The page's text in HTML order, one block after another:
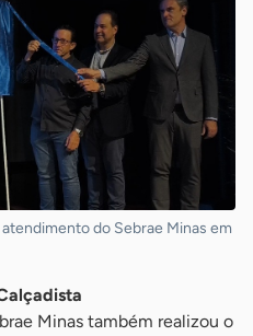
do Sebrae Minas em
Minas também realizou o